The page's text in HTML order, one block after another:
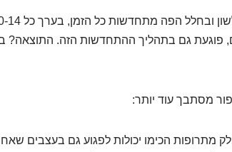
פוגעת גם בתהליך ההתחדשות הזה. התוצאה?
מסתבך עוד יותר:
מתרופות הכימו יכולות לפגוע גם בעצבים